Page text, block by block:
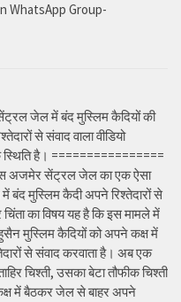
WhatsApp Group-
जेल में बंद मुस्लिम कैदियों की
से संवाद वाला वीडियो
है। ================
अजमेर सेंट्रल जेल का एक ऐसा
बंद मुस्लिम कैदी अपने रिश्तेदारों से
का विषय यह है कि इस मामले में
मुस्लिम कैदियों को अपने कक्ष में
से संवाद करवाता है। अब एक
चिश्ती, उसका बेटा तौफीक चिश्ती
में बैठकर जेल से बाहर अपने